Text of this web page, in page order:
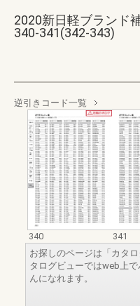
2020新日軽ブランド
340-341(342-343)
逆引きコード一覧
340
341
お探しのページは「カタ
タログビューではweb上
んになれます。